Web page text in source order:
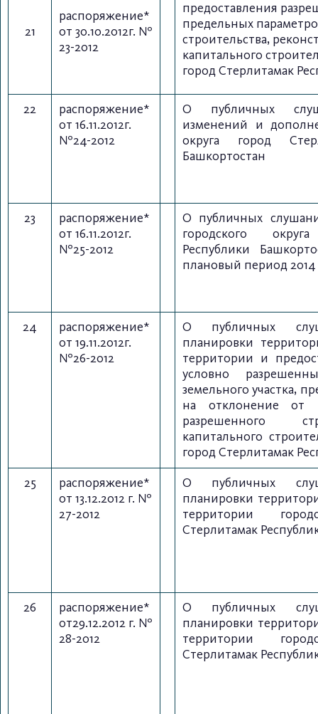
21
распоряжение*
от 30.10.2012г. №
23-2012
предоставления
предельных
строительства,
капитального
город Стерлитамак
22
распоряжение*
от 16.11.2012г.
№24-2012
О публичных
изменений и
округа город
Башкортостан
23
распоряжение*
от 16.11.2012г.
№25-2012
О публичных
городского
Республики
плановый период 2014
24
распоряжение*
от 19.11.2012г.
№26-2012
О публичных
планировки
территории и
условно
земельного участка,
на отклонение от
разрешенного
капитального
город Стерлитамак
25
распоряжение*
от 13.12.2012 г. №
27-2012
О публичных
планировки
территории
Стерлитамак
26
распоряжение*
от29.12.2012 г. №
28-2012
О публичных
планировки
территории
Стерлитамак